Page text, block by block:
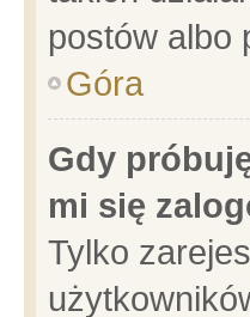
postów albo
Góra
Gdy
mi się
Tylko